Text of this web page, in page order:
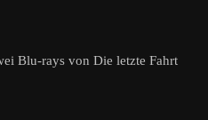
Blu-rays von Die letzte Fahrt